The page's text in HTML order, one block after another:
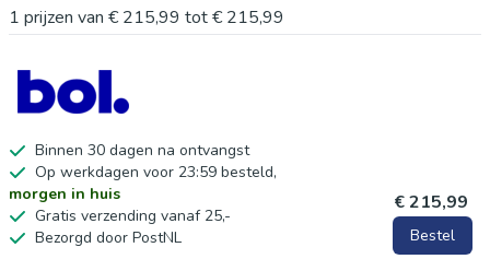
Set van 2 voor een uniforme inrichting De twee stoelen
zorgen voor een consistente uitstraling in de ruimte.
360° draaibaar zonder storend geluid De zitting draait soepel
en stil rondom, zodat u gemakkelijk van richting verandert
tijdens eten, praten of opstaan.
Witte PU-bekleding met goudkleurig onderstel De
combinatie van wit PU en glanzend goudkleurig metaal geeft
1 prijzen van € 215,99 tot€ 215,99
Binnen 30 dagen na ontvangst
Op werkdagen voor 23:59 besteld,
morgen in huis
Gratis verzending vanaf 25,-
Bezorgd door PostNL
€ 215,99
Bestel